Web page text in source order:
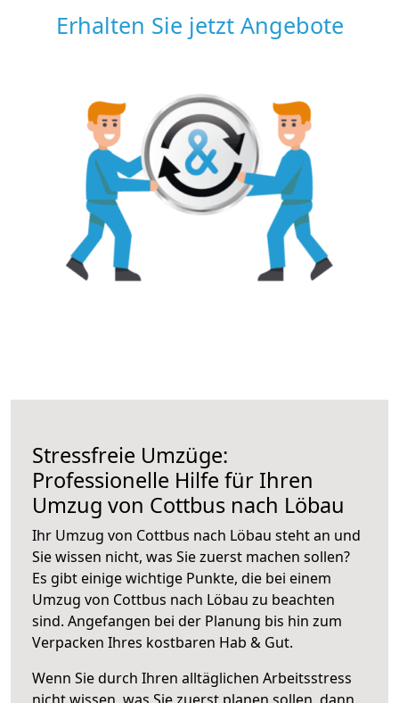
Erhalten Sie jetzt Angebote
Stressfreie Umzüge:
Professionelle Hilfe für Ihren
Umzug von Cottbus nach Löbau
Ihr Umzug von Cottbus nach Löbau steht an und
Sie wissen nicht, was Sie zuerst machen sollen?
Es gibt einige wichtige Punkte, die bei einem
Umzug von Cottbus nach Löbau zu beachten
sind. Angefangen bei der Planung bis hin zum
Verpacken Ihres kostbaren Hab & Gut.
Wenn Sie durch Ihren alltäglichen Arbeitsstress